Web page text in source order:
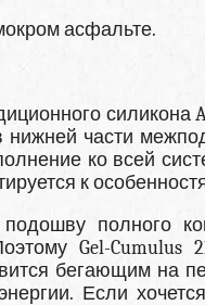
асфальте.
силикона
нижней части
ко всей
к
полного
Gel-Cumulus
бегающим на
Если